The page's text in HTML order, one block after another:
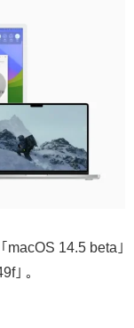
macOS 14.5 beta｣
｣ 。